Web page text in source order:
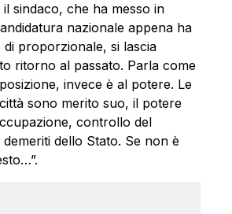
il sindaco, che ha messo in
nazionale appena ha
proporzionale, si lascia
ritorno al passato. Parla come
invece è al potere. Le
sono merito suo, il potere
controllo del
dello Stato. Se non è